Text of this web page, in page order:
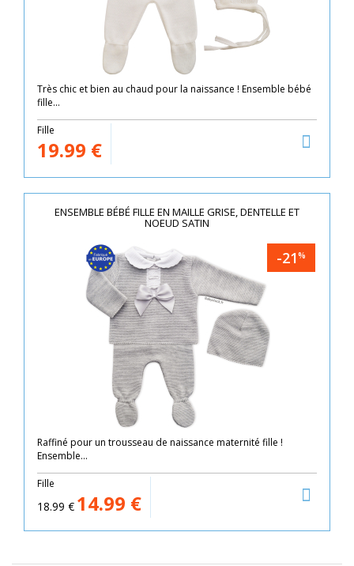
Très chic et bien au chaud pour la naissance ! Ensemble bébé
fille...
Fille
19.99 €
ENSEMBLE BÉBÉ FILLE EN MAILLE GRISE, DENTELLE ET
NOEUD SATIN
-21%
Raffiné pour un trousseau de naissance maternité fille !
Ensemble...
Fille
18.99 € 14.99 €